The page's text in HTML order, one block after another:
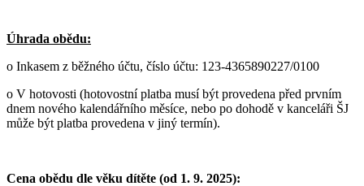
Úhrada obědu:
o Inkasem z běžného účtu, číslo účtu: 123-4365890227/0100
o V hotovosti (hotovostní platba musí být provedena před prvním
dnem nového kalendářního měsíce, nebo po dohodě v kanceláři ŠJ
může být platba provedena v jiný termín).
Cena obědu dle věku dítěte (od 1. 9. 2025):